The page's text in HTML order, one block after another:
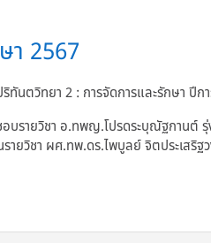
า 2567
ทันตวิทยา 2 : การจัดการและรักษา ปีก
บรายวิชา อ.ทพญ.โปรดระบุณัฐกานต์ รุ่
ายวิชา ผศ.ทพ.ดร.ไพบูลย์ จิตประเสริฐ